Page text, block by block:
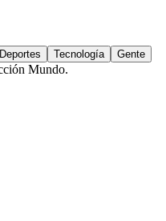
Deportes Tecnología Gente
Mundo.